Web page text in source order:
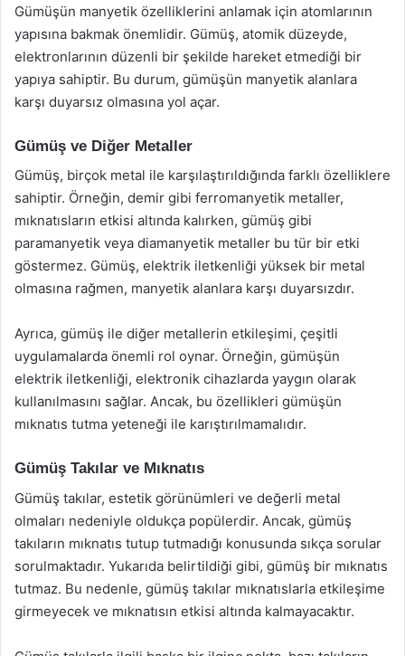
Gümüşün manyetik özelliklerini anlamak için atomlarının
yapısına bakmak önemlidir. Gümüş, atomik düzeyde,
elektronlarının düzenli bir şekilde hareket etmediği bir
yapıya sahiptir. Bu durum, gümüşün manyetik alanlara
karşı duyarsız olmasına yol açar.
Gümüş ve Diğer Metaller
Gümüş, birçok metal ile karşılaştırıldığında farklı özelliklere
sahiptir. Örneğin, demir gibi ferromanyetik metaller,
mıknatısların etkisi altında kalırken, gümüş gibi
paramanyetik veya diamanyetik metaller bu tür bir etki
göstermez. Gümüş, elektrik iletkenliği yüksek bir metal
olmasına rağmen, manyetik alanlara karşı duyarsızdır.
Ayrıca, gümüş ile diğer metallerin etkileşimi, çeşitli
uygulamalarda önemli rol oynar. Örneğin, gümüşün
elektrik iletkenliği, elektronik cihazlarda yaygın olarak
kullanılmasını sağlar. Ancak, bu özellikleri gümüşün
mıknatıs tutma yeteneği ile karıştırılmamalıdır.
Gümüş Takılar ve Mıknatıs
Gümüş takılar, estetik görünümleri ve değerli metal
olmaları nedeniyle oldukça popülerdir. Ancak, gümüş
takıların mıknatıs tutup tutmadığı konusunda sıkça sorular
sorulmaktadır. Yukarıda belirtildiği gibi, gümüş bir mıknatıs
tutmaz. Bu nedenle, gümüş takılar mıknatıslarla etkileşime
girmeyecek ve mıknatısın etkisi altında kalmayacaktır.